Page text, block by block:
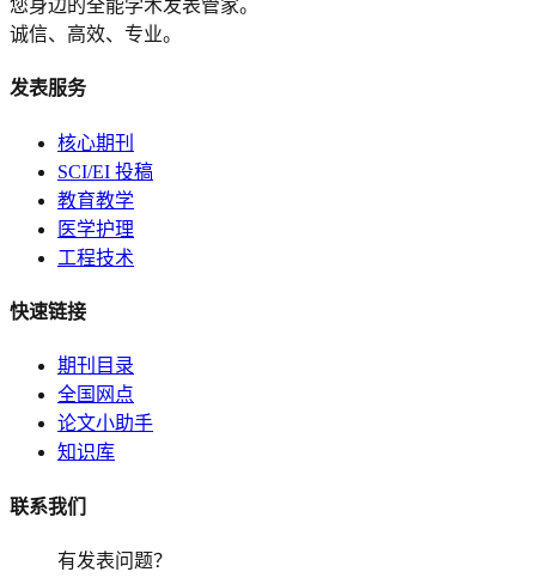
您身边的全能学术发表管家。
诚信、高效、专业。
发表服务
核心期刊
SCI/EI 投稿
教育教学
医学护理
工程技术
快速链接
期刊目录
全国网点
论文小助手
知识库
联系我们
有发表问题？